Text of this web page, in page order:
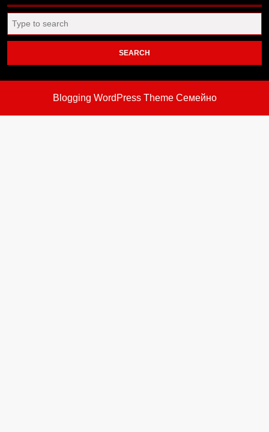
for:
Blogging WordPress ThemeСемейно